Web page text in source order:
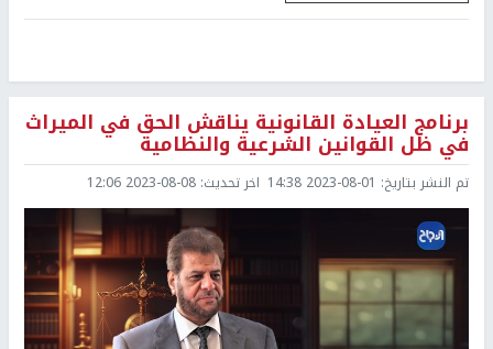
برنامج العيادة القانونية يناقش الحق في الميراث
في ظل القوانين الشرعية والنظامية
تم النشر بتاريخ: 2023-08-01 14:38 اخر تحديث: 2023-08-08 12:06